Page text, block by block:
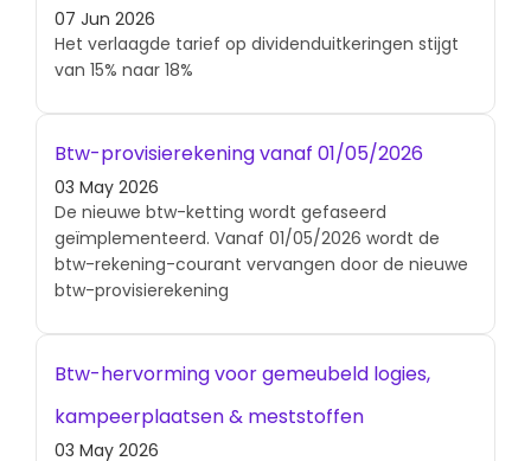
07 Jun 2026
Het verlaagde tarief op dividenduitkeringen stijgt
van 15% naar 18%
Btw-provisierekening vanaf 01/05/2026
03 May 2026
De nieuwe btw-ketting wordt gefaseerd
geïmplementeerd. Vanaf 01/05/2026 wordt de
btw-rekening-courant vervangen door de nieuwe
btw-provisierekening
Btw-hervorming voor gemeubeld logies,
kampeerplaatsen & meststoffen
03 May 2026